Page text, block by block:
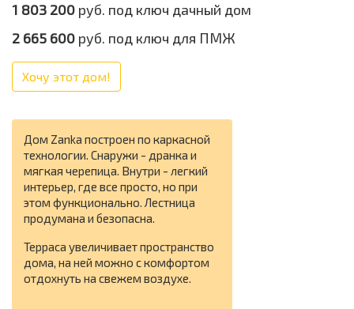
1 803 200 руб. под ключ дачный дом
2 665 600 руб. под ключ для ПМЖ
Хочу этот дом!
Дом Zanka построен по каркасной
технологии. Снаружи - дранка и
мягкая черепица. Внутри - легкий
интерьер, где все просто, но при
этом функционально. Лестница
продумана и безопасна.
Терраса увеличивает пространство
дома, на ней можно с комфортом
отдохнуть на свежем воздухе.